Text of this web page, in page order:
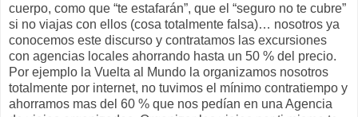
cuerpo, como que “te estafarán”, que el “seguro no te cubre”
si no viajas con ellos (cosa totalmente falsa)… nosotros ya
conocemos este discurso y contratamos las excursiones
con agencias locales ahorrando hasta un 50 % del precio.
Por ejemplo la Vuelta al Mundo la organizamos nosotros
totalmente por internet, no tuvimos el mínimo contratiempo y
ahorramos mas del 60 % que nos pedían en una Agencia